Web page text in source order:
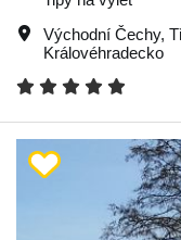
Východní Čechy,
Královéhradecko